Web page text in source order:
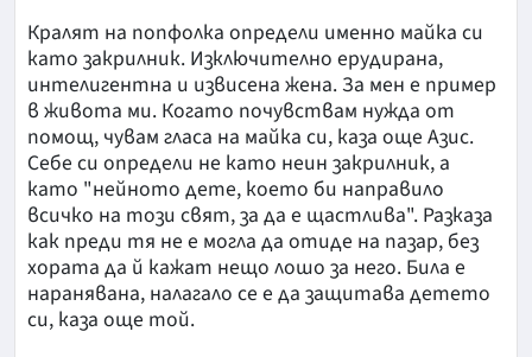
Кралят на попфолка определи именно майка си
като закрилник. Изключително ерудирана,
интелигентна и извисена жена. За мен е пример
в живота ми. Когато почувствам нужда от
помощ, чувам гласа на майка си, каза още Азис.
Себе си определи не като неин закрилник, а
като "нейното дете, което би направило
всичко на този свят, за да е щастлива". Разказа
как преди тя не е могла да отиде на пазар, без
хората да й кажат нещо лошо за него. Била е
наранявана, налагало се е да защитава детето
си, каза още той.